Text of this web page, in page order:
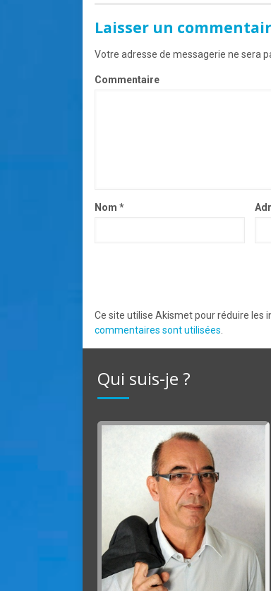
Laisser un
Votre adresse de messagerie ne sera
Commentaire
Nom *
Ce site utilise Akismet pour réduire les
commentaires sont utilisées
Qui suis-je ?